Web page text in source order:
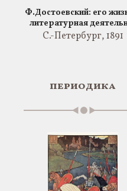
Ф.Достоевский: его
литературная
С.-Петербург, 1891
периодика